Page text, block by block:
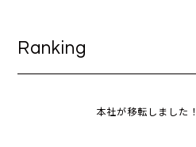
Ranking
本社が移転しました！